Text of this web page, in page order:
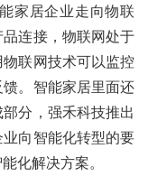
家居企业走向物联
连接，物联网处于
联网技术可以监控
。智能家居里面还
分，强禾科技推出
向智能化转型的要
化解决方案。